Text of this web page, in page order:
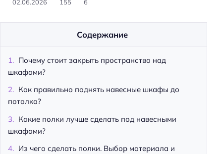
02.06.2026 155 6
Содержание
Почему стоит закрыть пространство над
шкафами?
Как правильно поднять навесные шкафы до
потолка?
Какие полки лучше сделать под навесными
шкафами?
Из чего сделать полки. Выбор материала и